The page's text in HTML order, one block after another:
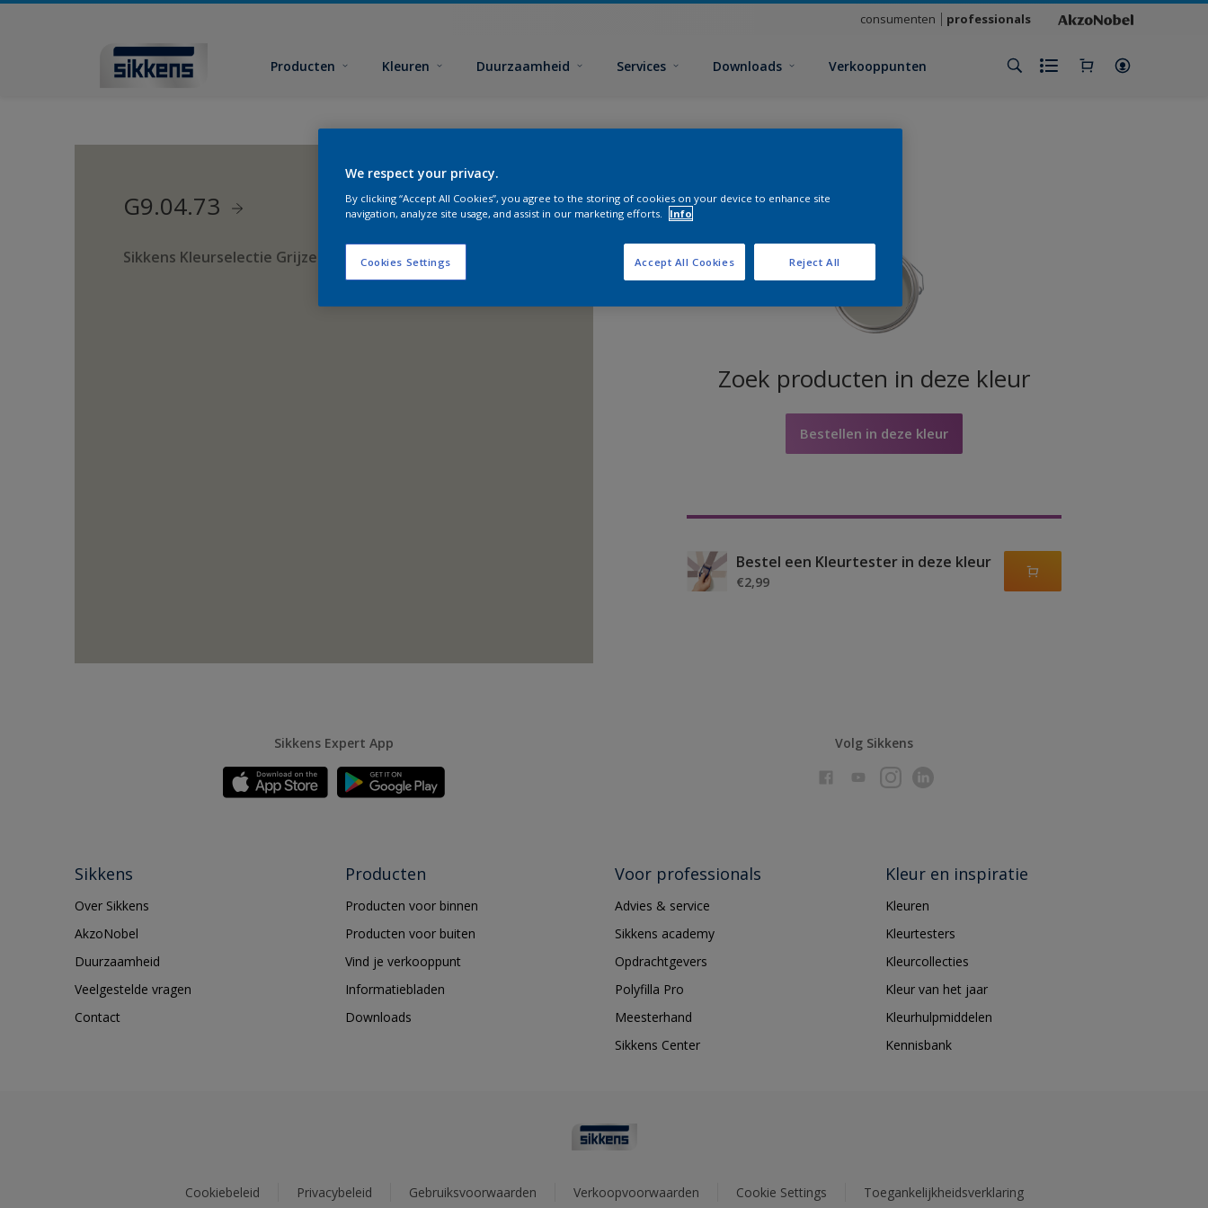
consumenten professionals
Producten Kleuren Duurzaamheid Services Downloads Verkooppunten
G9.04.73
Sikkens Kleurselectie Grijzen
Zoek producten in deze kleur
Bestellen in deze kleur
Bestel een Kleurtester in deze kleur
€2,99
Sikkens Expert App Volg Sikkens
Sikkens
Over Sikkens
AkzoNobel
Duurzaamheid
Veelgestelde vragen
Contact
Producten
Producten voor binnen
Producten voor buiten
Vind je verkooppunt
Informatiebladen
Downloads
Voor professionals
Advies & service
Sikkens academy
Opdrachtgevers
Polyfilla Pro
Meesterhand
Sikkens Center
Kleur en inspiratie
Kleuren
Kleurtesters
Kleurcollecties
Kleur van het jaar
Kleurhulpmiddelen
Kennisbank
Cookiebeleid Privacybeleid Gebruiksvoorwaarden Verkoopvoorwaarden Cookie Settings Toegankelijkheidsverklaring
We respect your privacy.
By clicking “Accept All Cookies”, you agree to the storing of cookies on your device to enhance site
navigation, analyze site usage, and assist in our marketing efforts.
Info
Cookies Settings Reject All
Accept All Cookies